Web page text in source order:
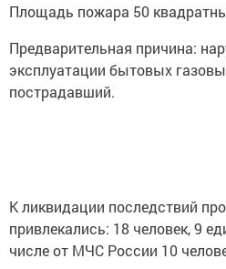
Площадь пожара 50
Предварительная причина:
эксплуатации бытовых
пострадавший.
К ликвидации последствий
привлекались: 18 человек, 9
числе от МЧС России 10